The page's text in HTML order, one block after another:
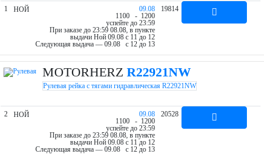
1 НОЙ
09.08
1100 - 1200
успейте до 23:59
При заказе до 23:59 08.08, в пункте
выдачи Ной 09.08 c 11 до 12
Следующая выдача — 09.08 c 12 до 13
19814
MOTORHERZ R22921NW
Рулевая рейка с тягами гидравлическая R22921NW
2 НОЙ
09.08
1100 - 1200
успейте до 23:59
При заказе до 23:59 08.08, в пункте
выдачи Ной 09.08 c 11 до 12
Следующая выдача — 09.08 c 12 до 13
20528